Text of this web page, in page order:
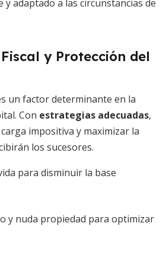
adaptado a las circunstancias de
y Protección del
un factor determinante en la
Con estrategias adecuadas,
impositiva y maximizar la
los sucesores.
para disminuir la base
y nuda propiedad para optimizar